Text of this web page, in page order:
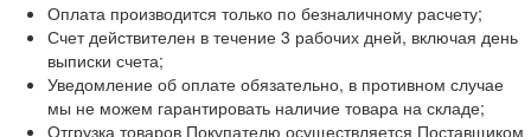
Оплата производится только по безналичному расчету;
Счет действителен в течение 3 рабочих дней, включая день
выписки счета;
Уведомление об оплате обязательно, в противном случае
мы не можем гарантировать наличие товара на складе;
Отгрузка товаров Покупателю осуществляется Поставщиком